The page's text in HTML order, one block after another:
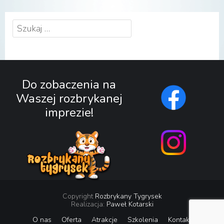
Szukaj:
Do zobaczenia na
Waszej rozbrykanej
imprezie!
Copyright Rozbrykany Tygrysek
Realizacja: Paweł Kotarski
O nas
Oferta Atrakcje Szkolenia Kontakt